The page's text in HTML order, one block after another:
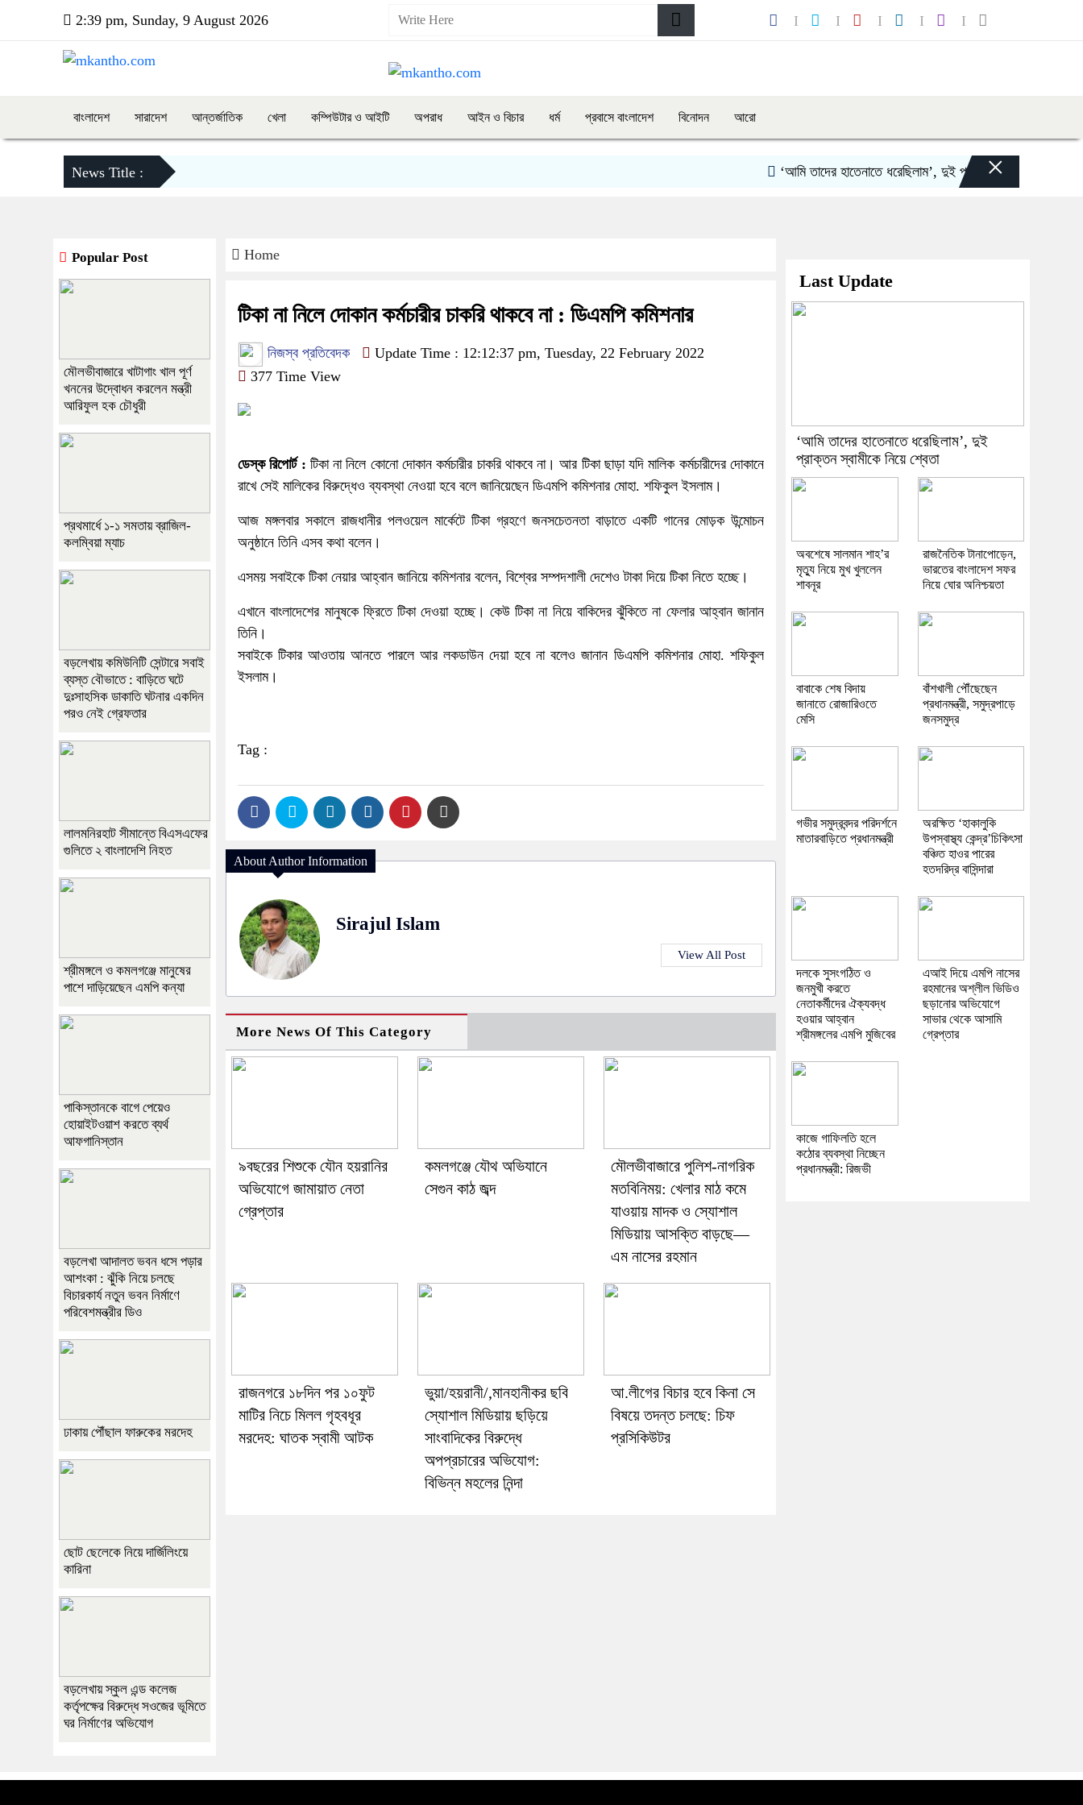
2:39 pm, Sunday, 9 August 2026
বাংলাদেশ সারাদেশ আন্তর্জাতিক খেলা কম্পিউটার ও আইটি অপরাধ আইন ও বিচার ধর্ম প্রবাসে বাংলাদেশ বিনোদন আরো
News Title : ‘আমি তাদের হাতেনাতে ধরেছিলাম’, দুই প্রাক্তন স্বামীকে নিয়ে শ্বেতা
×
Home
টিকা না নিলে দোকান কর্মচারীর চাকরি থাকবে না : ডিএমপি কমিশনার
নিজস্ব প্রতিবেদক
Update Time : 12:12:37 pm, Tuesday, 22 February 2022
377 Time View
ডেস্ক রিপোর্ট : টিকা না নিলে কোনো দোকান কর্মচারীর চাকরি থাকবে না। আর টিকা ছাড়া যদি মালিক কর্মচারীদের দোকানে
রাখে সেই মালিকের বিরুদ্ধেও ব্যবস্থা নেওয়া হবে বলে জানিয়েছেন ডিএমপি কমিশনার মোহা. শফিকুল ইসলাম।
আজ মঙ্গলবার সকালে রাজধানীর পলওয়েল মার্কেটে টিকা গ্রহণে জনসচেতনতা বাড়াতে একটি গানের মোড়ক উন্মোচন
অনুষ্ঠানে তিনি এসব কথা বলেন।
এসময় সবাইকে টিকা নেয়ার আহ্বান জানিয়ে কমিশনার বলেন, বিশ্বের সম্পদশালী দেশেও টাকা দিয়ে টিকা নিতে হচ্ছে।
এখানে বাংলাদেশের মানুষকে ফ্রিতে টিকা দেওয়া হচ্ছে। কেউ টিকা না নিয়ে বাকিদের ঝুঁকিতে না ফেলার আহ্বান জানান
তিনি।
সবাইকে টিকার আওতায় আনতে পারলে আর লকডাউন দেয়া হবে না বলেও জানান ডিএমপি কমিশনার মোহা. শফিকুল
ইসলাম।
Tag :
About Author Information
Sirajul Islam
View All Post
More News Of This Category
৯বছরের শিশুকে যৌন হয়রানির
অভিযোগে জামায়াত নেতা
গ্রেপ্তার
কমলগঞ্জে যৌথ অভিযানে
সেগুন কাঠ জব্দ
মৌলভীবাজারে পুলিশ-নাগরিক
মতবিনিময়: খেলার মাঠ কমে
যাওয়ায় মাদক ও স্যোশাল
মিডিয়ায় আসক্তি বাড়ছে—
এম নাসের রহমান
রাজনগরে ১৮দিন পর ১০ফুট
মাটির নিচে মিলল গৃহবধূর
মরদেহ: ঘাতক স্বামী আটক
ভুয়া/হয়রানী/,মানহানীকর ছবি
স্যোশাল মিডিয়ায় ছড়িয়ে
সাংবাদিকের বিরুদ্ধে
অপপ্রচারের অভিযোগ:
বিভিন্ন মহলের নিন্দা
আ.লীগের বিচার হবে কিনা সে
বিষয়ে তদন্ত চলছে: চিফ
প্রসিকিউটর
Popular Post
মৌলভীবাজারে খাটাগাং খাল পূর্ণ
খননের উদ্বোধন করলেন মন্ত্রী
আরিফুল হক চৌধুরী
প্রথমার্ধে ১-১ সমতায় ব্রাজিল-
কলম্বিয়া ম্যাচ
বড়লেখায় কমিউনিটি সেন্টারে সবাই
ব্যস্ত বৌভাতে : বাড়িতে ঘটে
দুঃসাহসিক ডাকাতি ঘটনার একদিন
পরও নেই গ্রেফতার
লালমনিরহাট সীমান্তে বিএসএফের
গুলিতে ২ বাংলাদেশি নিহত
শ্রীমঙ্গলে ও কমলগঞ্জে মানুষের
পাশে দাড়িয়েছেন এমপি কন্যা
পাকিস্তানকে বাগে পেয়েও
হোয়াইটওয়াশ করতে ব্যর্থ
আফগানিস্তান
বড়লেখা আদালত ভবন ধসে পড়ার
আশংকা : ঝুঁকি নিয়ে চলছে
বিচারকার্য নতুন ভবন নির্মাণে
পরিবেশমন্ত্রীর ডিও
ঢাকায় পৌঁছাল ফারুকের মরদেহ
ছোট ছেলেকে নিয়ে দার্জিলিংয়ে
কারিনা
বড়লেখায় স্কুল এন্ড কলেজ
কর্তৃপক্ষের বিরুদ্ধে সওজের ভূমিতে
ঘর নির্মাণের অভিযোগ
Last Update
‘আমি তাদের হাতেনাতে ধরেছিলাম’, দুই
প্রাক্তন স্বামীকে নিয়ে শ্বেতা
অবশেষে সালমান শাহ’র
মৃত্যু নিয়ে মুখ খুললেন
শাবনূর
রাজনৈতিক টানাপোড়েন,
ভারতের বাংলাদেশ সফর
নিয়ে ঘোর অনিশ্চয়তা
বাবাকে শেষ বিদায়
জানাতে রোজারিওতে
মেসি
বাঁশখালী পৌঁছেছেন
প্রধানমন্ত্রী, সমুদ্রপাড়ে
জনসমুদ্র
গভীর সমুদ্রবন্দর পরিদর্শনে
মাতারবাড়িতে প্রধানমন্ত্রী
অরক্ষিত ‘হাকালুকি
উপস্বাস্থ্য কেন্দ্র’চিকিৎসা
বঞ্চিত হাওর পারের
হতদরিদ্র বাসিন্দারা
দলকে সুসংগঠিত ও
জনমুখী করতে
নেতাকর্মীদের ঐক্যবদ্ধ
হওয়ার আহ্বান
শ্রীমঙ্গলের এমপি মুজিবের
এআই দিয়ে এমপি নাসের
রহমানের অশ্লীল ভিডিও
ছড়ানোর অভিযোগে
সাভার থেকে আসামি
গ্রেপ্তার
কাজে গাফিলতি হলে
কঠোর ব্যবস্থা নিচ্ছেন
প্রধানমন্ত্রী: রিজভী